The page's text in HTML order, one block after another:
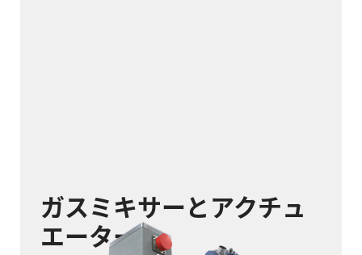
ガスミキサーとアクチュ
エーター